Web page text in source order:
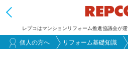
レプコはマンションリフォーム推進協議会が
個人の方へ リフォーム基礎知識